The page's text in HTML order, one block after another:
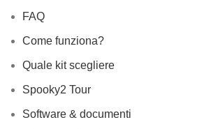
FAQ
Come funziona?
Quale kit scegliere
Spooky2 Tour
Software & documenti